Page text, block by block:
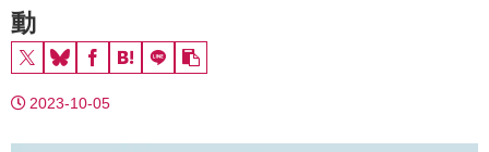
動
2023-10-05